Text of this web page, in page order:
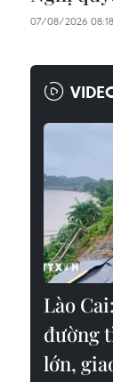
07/08/2026 08:18
Lào
đường
lớn,